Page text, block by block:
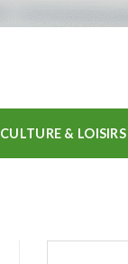
CULTURE & LOISIRS